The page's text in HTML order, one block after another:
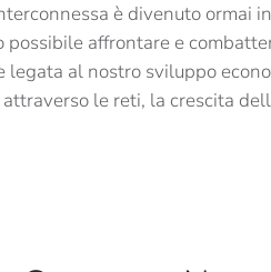
è divenuto
affrontare e
al nostro sviluppo
le reti, la crescita